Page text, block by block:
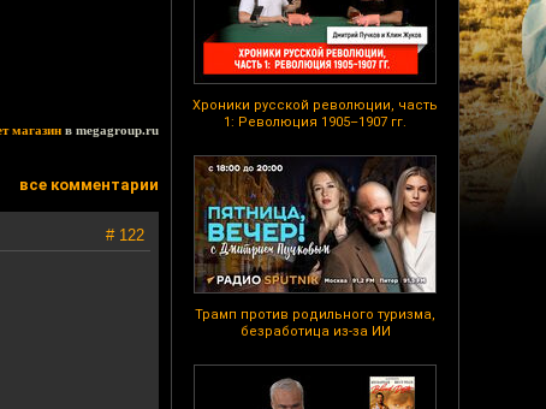
Хроники русской революции, часть
1: Революция 1905–1907 гг.
Трамп против родильного туризма,
безработица из-за ИИ
магазин в megagroup.ru
все комментарии
# 122